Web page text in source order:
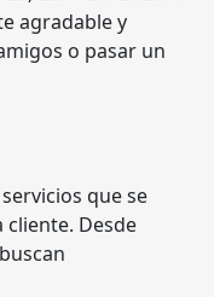
agradable y
o pasar un
que se
cliente. Desde